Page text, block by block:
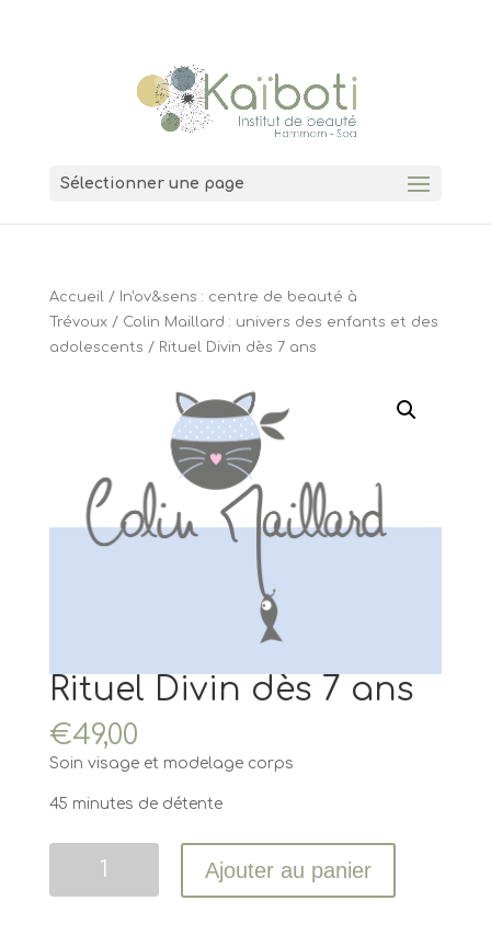
Sélectionner une page
Accueil/ In'ov&sens : centre de beauté à
Trévoux/ Colin Maillard : univers des enfants et des
adolescents / Rituel Divin dès 7 ans
Rituel Divin dès 7 ans
€49,00
Soin visage et modelage corps
45 minutes de détente
Ajouter au panier